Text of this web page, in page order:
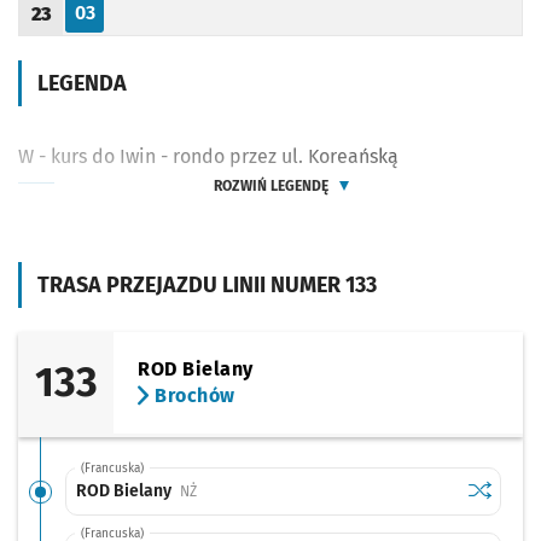
TRASA PRZEJAZDU LINII NUMER 133
133
ROD Bielany
Brochów
(Francuska)
ROD Bielany NŻPrzystanek na życzenie Sprawdź
ROD
(Francuska)
Godzina odjazdu
23
Odjazd
03
minut po godzinie 23
LEGENDA
W - kurs do Iwin - rondo przez ul. Koreańską
ROZWIŃ LEGENDĘ